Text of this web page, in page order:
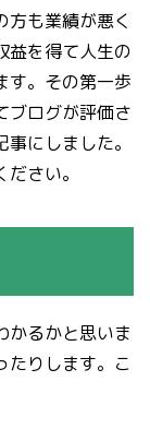
方も業績が悪く
益を得て人生の
す。その第一歩
ブログが評価さ
にしました。
さい。
かるかと思いま
たりします。こ